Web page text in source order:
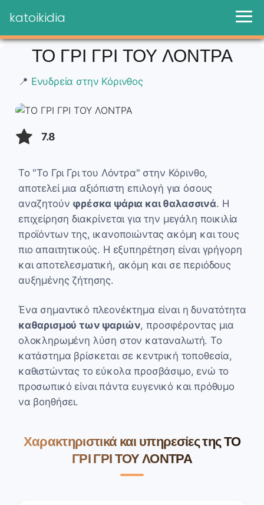
katoikidia
ΤΟ ΓΡΙ ΓΡΙ ΤΟΥ ΛΟΝΤΡΑ
📍 Ενυδρεία στην Κόρινθος
7.8
Το "Το Γρι Γρι του Λόντρα" στην Κόρινθο,
αποτελεί μια αξιόπιστη επιλογή για όσους
αναζητούν φρέσκα ψάρια και θαλασσινά. Η
επιχείρηση διακρίνεται για την μεγάλη ποικιλία
προϊόντων της, ικανοποιώντας ακόμη και τους
πιο απαιτητικούς. Η εξυπηρέτηση είναι γρήγορη
και αποτελεσματική, ακόμη και σε περιόδους
αυξημένης ζήτησης.
Ένα σημαντικό πλεονέκτημα είναι η δυνατότητα
καθαρισμού των ψαριών, προσφέροντας μια
ολοκληρωμένη λύση στον καταναλωτή. Το
κατάστημα βρίσκεται σε κεντρική τοποθεσία,
καθιστώντας το εύκολα προσβάσιμο, ενώ το
προσωπικό είναι πάντα ευγενικό και πρόθυμο
να βοηθήσει.
Χαρακτηριστικά και υπηρεσίες της ΤΟ
ΓΡΙ ΓΡΙ ΤΟΥ ΛΟΝΤΡΑ